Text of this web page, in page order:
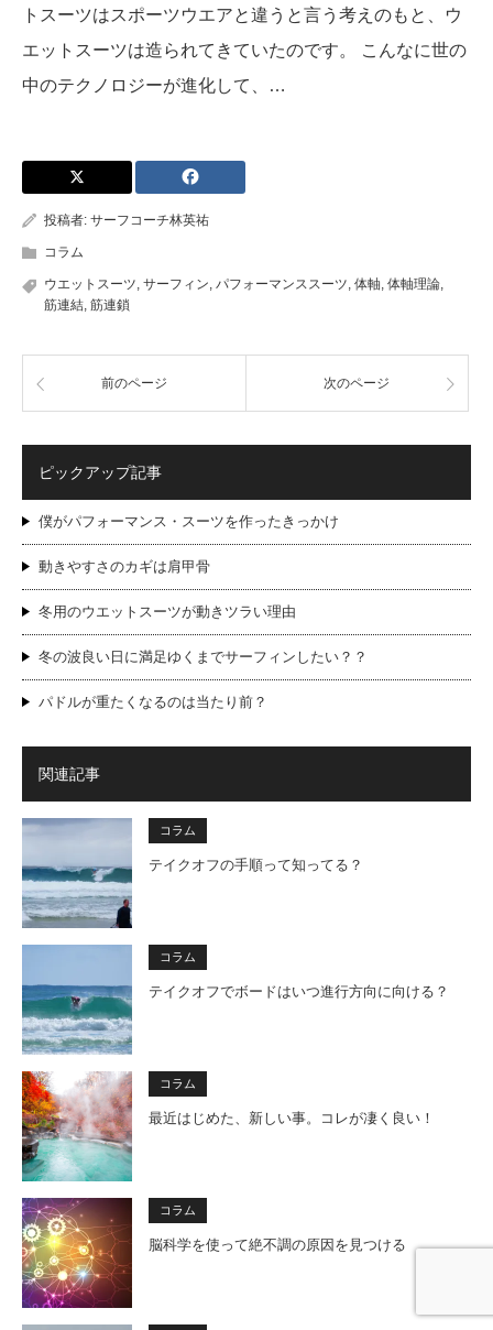
トスーツはスポーツウエアと違うと言う考えのもと、ウ
エットスーツは造られてきていたのです。 こんなに世の
中のテクノロジーが進化して、…
投稿者: サーフコーチ林英祐
コラム
ウエットスーツ, サーフィン, パフォーマンススーツ, 体軸, 体軸理論,
筋連結, 筋連鎖
前のページ 次のページ
ピックアップ記事
僕がパフォーマンス・スーツを作ったきっかけ
動きやすさのカギは肩甲骨
冬用のウエットスーツが動きツラい理由
冬の波良い日に満足ゆくまでサーフィンしたい？？
パドルが重たくなるのは当たり前？
関連記事
コラム
テイクオフの手順って知ってる？
コラム
テイクオフでボードはいつ進行方向に向ける？
コラム
最近はじめた、新しい事。コレが凄く良い！
コラム
脳科学を使って絶不調の原因を見つける